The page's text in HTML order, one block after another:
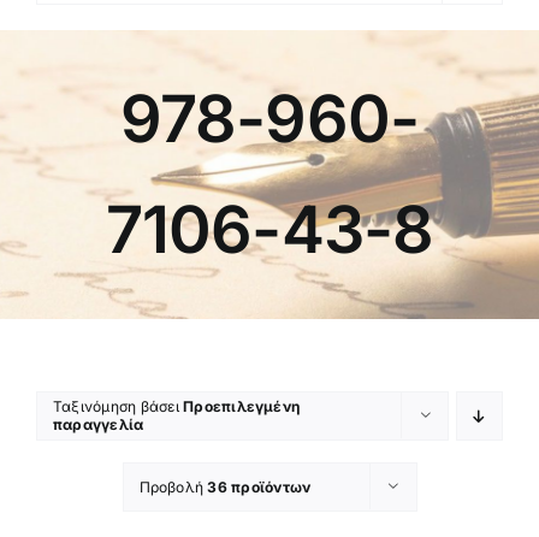
978-960-
7106-43-8
Ταξινόμηση βάσειΠροεπιλεγμένη
παραγγελία
Προβολή36 προϊόντων